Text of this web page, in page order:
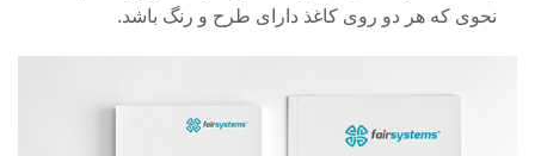
نحوی که هر دو روی کاغذ دارای طرح و رنگ باشد.